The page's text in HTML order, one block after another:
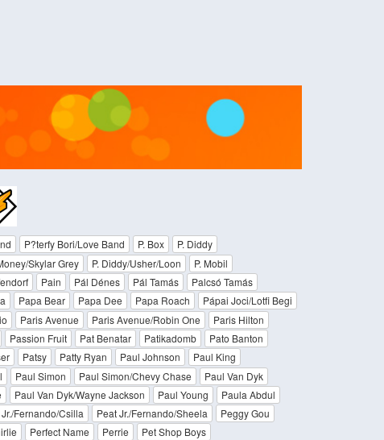
P?terfy Bori/Love Band P. Box
P. Diddy
Skylar Grey P. Diddy/Usher/Loon
P. Mobil
Pain Pál Dénes Pál Tamás
Palcsó Tamás
Papa Bear Papa Dee Papa Roach
Pápai Joci/Lotfi Begi
Paris Avenue Paris Avenue/Robin One
Paris Hilton
Passion Fruit Pat Benatar Patikadomb
Pato Banton
Patsy Patty Ryan Paul Johnson
Paul King
Paul Simon Paul Simon/Chevy Chase
Paul Van Dyk
Paul Van Dyk/Wayne Jackson Paul Young
Paula Abdul
Fernando/Csilla Peat Jr./Fernando/Sheela
Peggy Gou
Perfect Name Perrie
Pet Shop Boys